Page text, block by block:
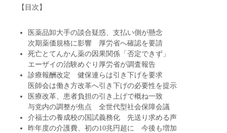
【目次】
医薬品卸大手の談合疑惑、支払い側が懸念
次期薬価規格に影響 厚労省へ確認を要請
死亡とてんかん薬の因果関係「否定できず」
エーザイの治験めぐり厚労省が調査報告
診療報酬改定 健保連らは引き下げを要求
医師会は働き方改革へ引き下げの必要性を提示
医療改革、患者負担の引き上げで概ね一致
与党内の調整が焦点 全世代型社会保障会議
介福士の養成校の国試義務化 先送り求める声
昨年度の介護費、初の10兆円超に 今後も増加